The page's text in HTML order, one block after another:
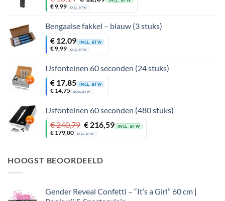
prijs
was:
€ 18,14.
prijs
is:
€ 12,09.
€9,99 EXCL. BTW
Bengaalse fakkel – blauw (3 stuks)
€ 12,09 INCL. BTW
€9,99 EXCL. BTW
IJsfonteinen 60 seconden (24 stuks)
€ 17,85 INCL. BTW
€ 14,75 EXCL. BTW
IJsfonteinen 60 seconden (480 stuks)
€240,79
Oorspronkelijke
prijs
was:
€216,59
Huidige
prijs
is:
INCL. BTW
€ 179,00 EXCL. BTW
HOOGST BEOORDEELD
Gender Reveal Confetti – “It’s a Girl” 60 cm |